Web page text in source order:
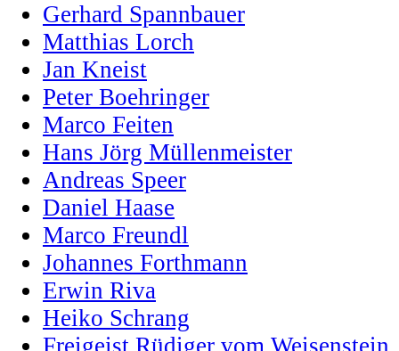
Gerhard Spannbauer
Matthias Lorch
Jan Kneist
Peter Boehringer
Marco Feiten
Hans Jörg Müllenmeister
Andreas Speer
Daniel Haase
Marco Freundl
Johannes Forthmann
Erwin Riva
Heiko Schrang